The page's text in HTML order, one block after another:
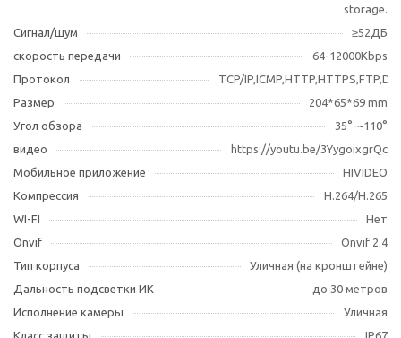
storage.
Сигнал/шум
≥52ДБ
скорость передачи
64-12000Kbps
Протокол
TCP/
Размер
204*65*69 mm
Угол обзора
35°-~110°
видео
https://youtu.be/3YygoixgrQc
Мобильное приложение
HIVIDEO
Компрессия
H.264/H.265
WI-FI
Нет
Оnvif
Onvif 2.4
Тип корпуса
Уличная (на кронштейне)
Дальность подсветки ИК
до 30 метров
Исполнение камеры
Уличная
Класс защиты
IP67